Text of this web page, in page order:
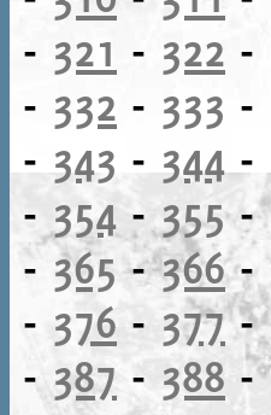
- 321 - 322 -
- 332 - 333 -
- 343 -344-
- 354 - 355-
- 365-366-
- 376 - 377-
- 387 - 388 -